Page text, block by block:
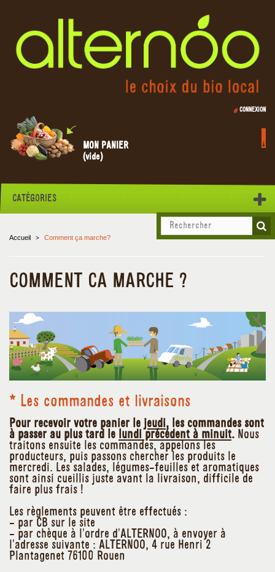
CONNEXION
MON PANIER
(vide)
CATÉGORIES
Accueil > Comment ça marche?
COMMENT CA MARCHE ?
* Les commandes et livraisons
Pour recevoir votre panier le jeudi, les commandes sont
à passer au plus tard le lundi précédent à minuit. Nous
traitons ensuite les commandes, appelons les
producteurs, puis passons chercher les produits le
mercredi. Les salades, légumes-feuilles et aromatiques
sont ainsi cueillis juste avant la livraison, difficile de
faire plus frais !
Les règlements peuvent être effectués :
- par CB sur le site
- par chèque à l'ordre d'ALTERNOO, à envoyer à
l'adresse suivante : ALTERNOO, 4 rue Henri 2
Plantagenet 76100 Rouen